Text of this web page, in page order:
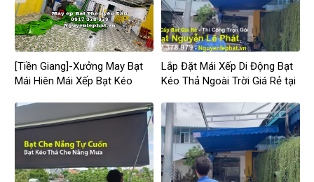
[Tiền Giang]-Xưởng May Bạt
Mái Hiên Mái Xếp Bạt Kéo
Lắp Đặt Mái Xếp Di Động Bạt
Kéo Thả Ngoài Trời Giá Rẻ tại